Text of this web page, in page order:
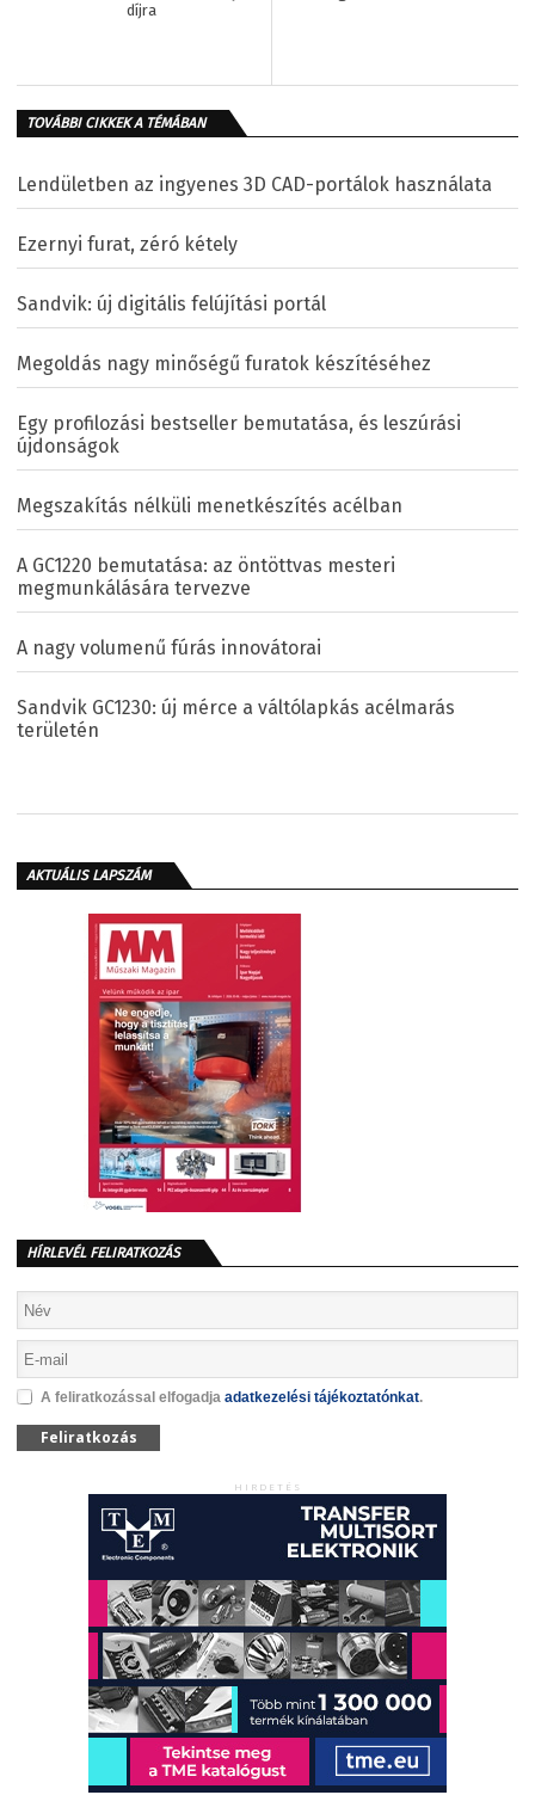
díjra
TOVÁBBI CIKKEK A TÉMÁBAN
Lendületben az ingyenes 3D CAD-portálok használata
Ezernyi furat, zéró kétely
Sandvik: új digitális felújítási portál
Megoldás nagy minőségű furatok készítéséhez
Egy profilozási bestseller bemutatása, és leszúrási
újdonságok
Megszakítás nélküli menetkészítés acélban
A GC1220 bemutatása: az öntöttvas mesteri
megmunkálására tervezve
A nagy volumenű fúrás innovátorai
Sandvik GC1230: új mérce a váltólapkás acélmarás
területén
AKTUÁLIS LAPSZÁM
HÍRLEVÉL FELIRATKOZÁS
A feliratkozással elfogadja adatkezelési tájékoztatónkat.
Feliratkozás
HIRDETÉS